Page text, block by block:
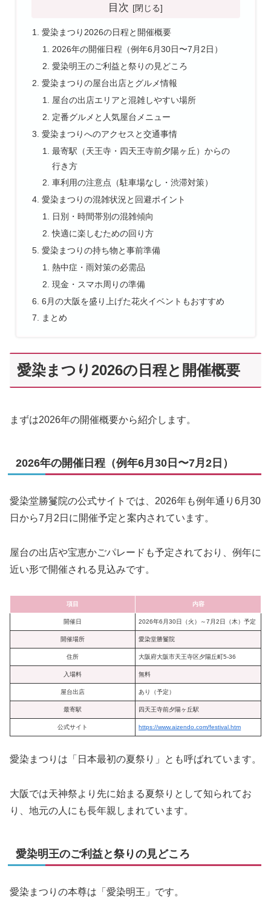
目次
愛染まつり2026の日程と開催概要
2026年の開催日程（例年6月30日〜7月2日）
愛染明王のご利益と祭りの見どころ
愛染まつりの屋台出店とグルメ情報
屋台の出店エリアと混雑しやすい場所
定番グルメと人気屋台メニュー
愛染まつりへのアクセスと交通事情
最寄駅（天王寺・四天王寺前夕陽ヶ丘）からの
行き方
車利用の注意点（駐車場なし・渋滞対策）
愛染まつりの混雑状況と回避ポイント
日別・時間帯別の混雑傾向
快適に楽しむための回り方
愛染まつりの持ち物と事前準備
熱中症・雨対策の必需品
現金・スマホ周りの準備
6月の大阪を盛り上げた花火イベントもおすすめ
まとめ
愛染まつり2026の日程と開催概要
まずは2026年の開催概要から紹介します。
2026年の開催日程（例年6月30日〜7月2日）
愛染堂勝鬘院の公式サイトでは、2026年も例年通り6月30
日から7月2日に開催予定と案内されています。
屋台の出店や宝恵かごパレードも予定されており、例年に
近い形で開催される見込みです。
項目 内容
開催日 2026年6月30日（火）～7月2日（木）予定
開催場所 愛染堂勝鬘院
住所 大阪府大阪市天王寺区夕陽丘町5-36
入場料 無料
屋台出店 あり（予定）
最寄駅 四天王寺前夕陽ヶ丘駅
公式サイト https://www.aizendo.com/festival.htm
愛染まつりは「日本最初の夏祭り」とも呼ばれています。
大阪では天神祭より先に始まる夏祭りとして知られてお
り、地元の人にも長年親しまれています。
愛染明王のご利益と祭りの見どころ
愛染まつりの本尊は「愛染明王」です。